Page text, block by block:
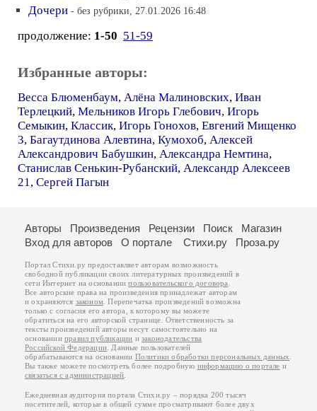
Дочери - без рубрики, 27.01.2026 16:48
продолжение: 1-50 51-59
Избранные авторы:
Весса Блюменбаум, Алёна Малиновских, Иван
Терлецкий, Мельников Игорь Глебович, Игорь
Семыкин, Классик, Игорь Гонохов, Евгений Мищенко
3, Багаутдинова Алевтина, Кумохоб, Алексей
Александрович Бабушкин, Александра Немтина,
Станислав Сенькин-Рубанский, Александр Алексеев
21 , Сергей Пагын
Авторы Произведения Рецензии Поиск
Магазин
Вход для авторов
О портале Стихи.ру Проза.ру
Портал Стихи.ру предоставляет авторам возможность
свободной публикации своих литературных произведений в
сети Интернет на основаниипользовательского договора
Все авторские права на произведения принадлежат авторам
и охраняются законом . Перепечатка произведений возможна
только с согласия его автора, к которому вы можете
обратиться на его авторской странице. Ответственность за
тексты произведений авторы несут самостоятельно на
основанииправил публикации изаконодательства
Российской Федерации . Данные пользователей
обрабатываются на основании Политики обработки персональных данных
Вы также можете посмотреть более подробную информацию о портале и
связаться с администрацией
Ежедневная аудитория портала Стихи.ру – порядка 200 тысяч
посетителей, которые в общей сумме просматривают более двух